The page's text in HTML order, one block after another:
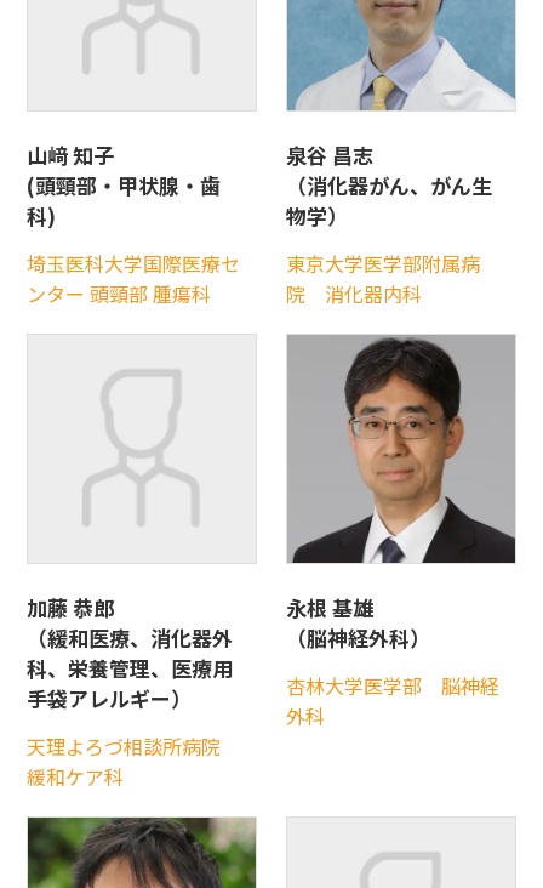
山﨑 知子
(頭頸部・甲状腺・歯
科)
埼玉医科大学国際医療セ
ンター 頭頸部 腫瘍科
泉谷 昌志
（消化器がん、がん生
物学）
東京大学医学部附属病
院 消化器内科
加藤 恭郎
（緩和医療、消化器外
科、栄養管理、医療用
手袋アレルギー）
天理よろづ相談所病院
緩和ケア科
永根 基雄
（脳神経外科）
杏林大学医学部 脳神経
外科